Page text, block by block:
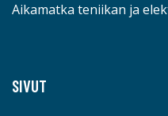
Aikamatka teniikan ja
SIVUT